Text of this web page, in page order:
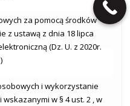
za pomocą środków
z ustawą z dnia 18 lipca
(Dz. U. z 2020r.
i wykorzystanie
w § 4 ust. 2 , w